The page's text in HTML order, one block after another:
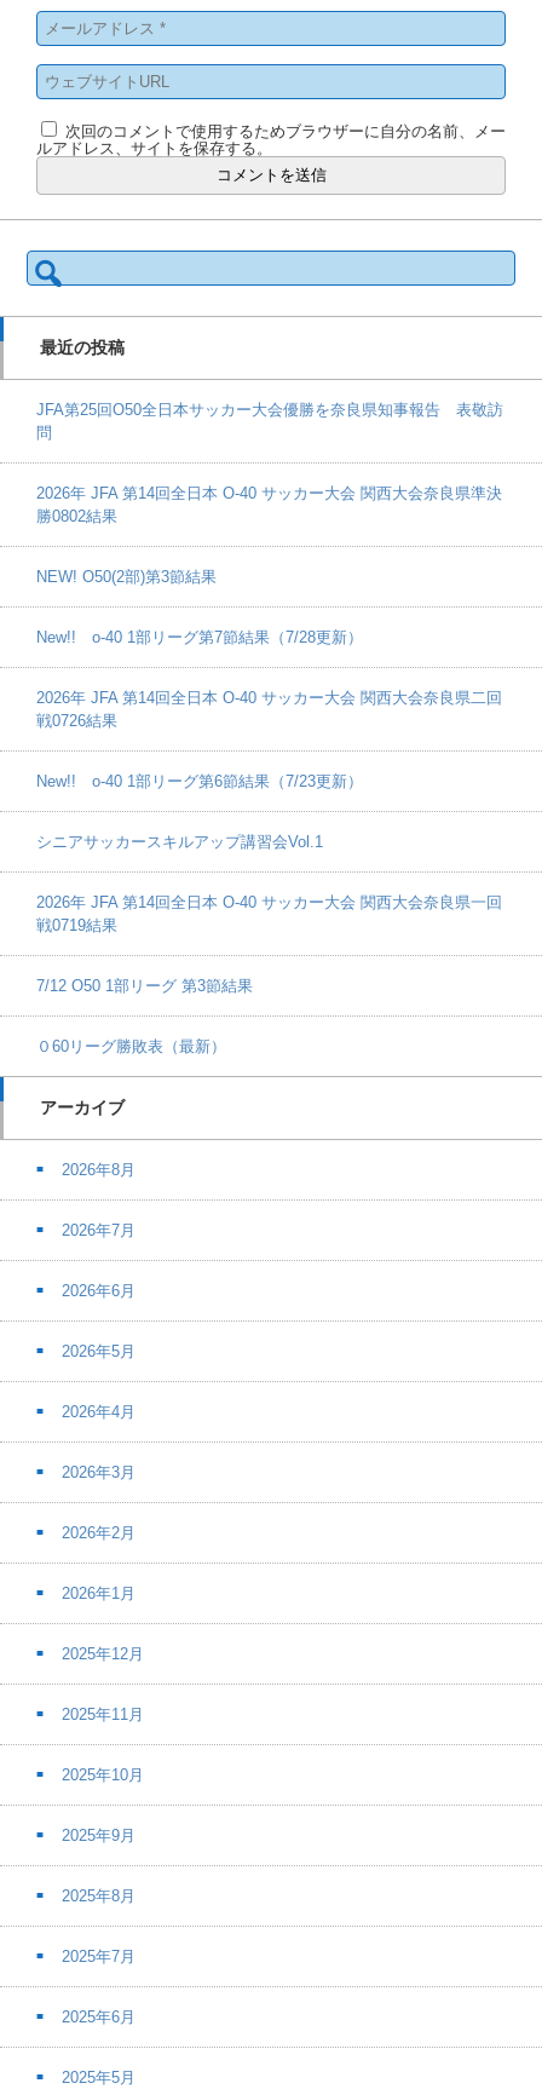
次回のコメントで使用するためブラウザーに自分の名前、メー
ルアドレス、サイトを保存する。
検
索:
最近の投稿
JFA第25回O50全日本サッカー大会優勝を奈良県知事報告 表敬訪
問
2026年 JFA 第14回全日本 O-40 サッカー大会 関西大会奈良県準決
勝0802結果
NEW! O50(2部)第3節結果
New!! o-40 1部リーグ第7節結果（7/28更新）
2026年 JFA 第14回全日本 O-40 サッカー大会 関西大会奈良県二回
戦0726結果
New!! o-40 1部リーグ第6節結果（7/23更新）
シニアサッカースキルアップ講習会Vol.1
2026年 JFA 第14回全日本 O-40 サッカー大会 関西大会奈良県一回
戦0719結果
7/12 O50 1部リーグ 第3節結果
０60リーグ勝敗表（最新）
アーカイブ
2026年8月
2026年7月
2026年6月
2026年5月
2026年4月
2026年3月
2026年2月
2026年1月
2025年12月
2025年11月
2025年10月
2025年9月
2025年8月
2025年7月
2025年6月
2025年5月